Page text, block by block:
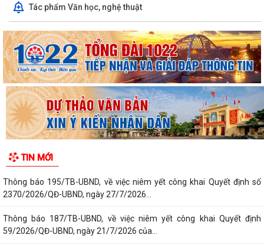
Tác phẩm Văn học, nghệ thuật
TIN MỚI
Thông báo 195/TB-UBND, về việc niêm yết công khai Quyết định số
2370/2026/QĐ-UBND, ngày 27/7/2026...
Thông báo 187/TB-UBND, về việc niêm yết công khai Quyết định
59/2026/QĐ-UBND, ngày 21/7/2026 của...